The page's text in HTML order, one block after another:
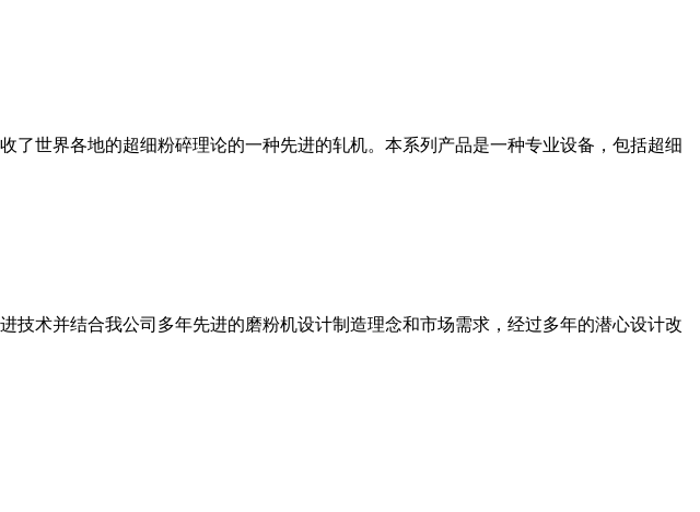
世界各地的超细粉碎理论的一种先进的轧机。本系列产品是一种专业设备，包括超细
术并结合我公司多年先进的磨粉机设计制造理念和市场需求，经过多年的潜心设计改